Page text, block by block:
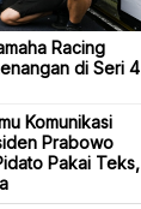
Racing
di Seri 4
Komunikasi
Prabowo
Pakai Teks,